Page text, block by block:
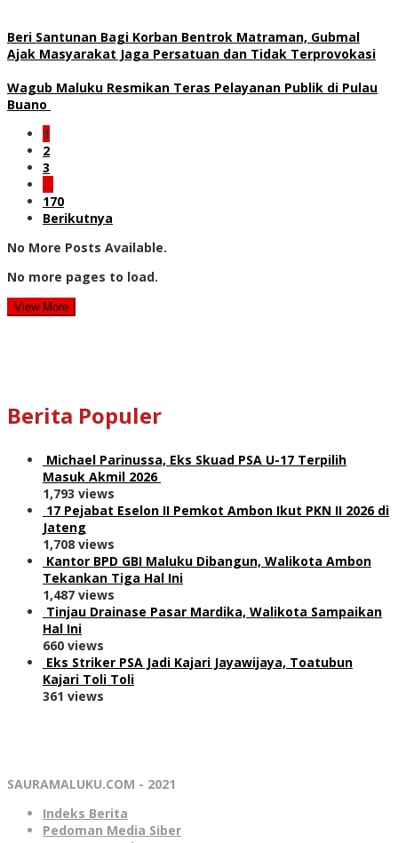
Beri Santunan Bagi Korban Bentrok Matraman, Gubmal
Ajak Masyarakat Jaga Persatuan dan Tidak Terprovokasi
Wagub Maluku Resmikan Teras Pelayanan Publik di Pulau
Buano
1
2
3
…
170
Berikutnya
No More Posts Available.
No more pages to load.
View More
Berita Populer
Michael Parinussa, Eks Skuad PSA U-17 Terpilih
Masuk Akmil 2026
1,793 views
17 Pejabat Eselon II Pemkot Ambon Ikut PKN II 2026 di
Jateng
1,708 views
Kantor BPD GBI Maluku Dibangun, Walikota Ambon
Tekankan Tiga Hal Ini
1,487 views
Tinjau Drainase Pasar Mardika, Walikota Sampaikan
Hal Ini
660 views
Eks Striker PSA Jadi Kajari Jayawijaya, Toatubun
Kajari Toli Toli
361 views
SAURAMALUKU.COM - 2021
Indeks Berita
Pedoman Media Siber